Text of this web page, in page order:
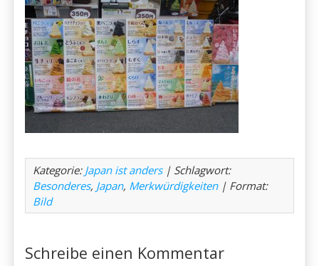
Kategorie: Japan ist anders| Schlagwort:
Besonderes, Japan, Merkwürdigkeiten| Format:
Bild
Schreibe einen Kommentar